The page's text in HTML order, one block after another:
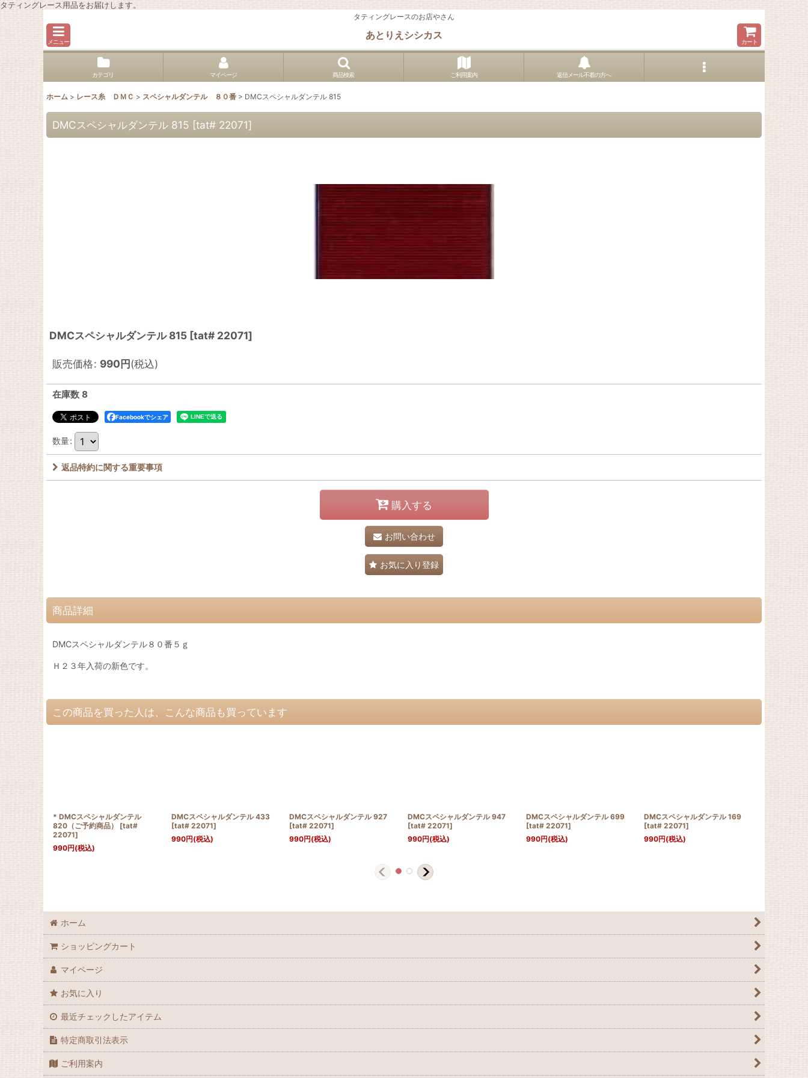
タティングレース用品をお届けします。
タティングレースのお店やさん
メニュー
あとりえシシカス
カート
カテゴリ マイページ 商品検索 ご利用案内 返信メール不着の方へ
ホーム > レース糸 ＤＭＣ > スペシャルダンテル ８０番 > DMCスペシャルダンテル 815
DMCスペシャルダンテル 815 [tat# 22071]
DMCスペシャルダンテル 815 [tat# 22071]
販売価格: 990円(税込)
在庫数 8
Facebookでシェア
数量:
返品特約に関する重要事項
購入する
お問い合わせ
お気に入り登録
商品詳細
DMCスペシャルダンテル８０番５ｇ
Ｈ２３年入荷の新色です。
この商品を買った人は、こんな商品も買っています
* DMCスペシャルダンテル
820（ご予約商品）
[tat#
22071]
990円(税込)
DMCスペシャルダンテル 433
[tat# 22071]
990円(税込)
DMCスペシャルダンテル 927
[tat# 22071]
990円(税込)
DMCスペシャルダンテル 947
[tat# 22071]
990円(税込)
DMCスペシャルダンテル 699
[tat# 22071]
990円(税込)
DMCスペシャルダンテル 169
[tat# 22071]
990円(税込)
DMCスペ
ホーム
ショッピングカート
マイページ
お気に入り
最近チェックしたアイテム
特定商取引法表示
ご利用案内